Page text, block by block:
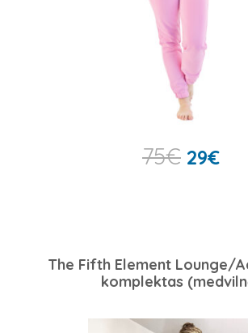
75€ 29€
The Fifth Element Lounge/
komplektas